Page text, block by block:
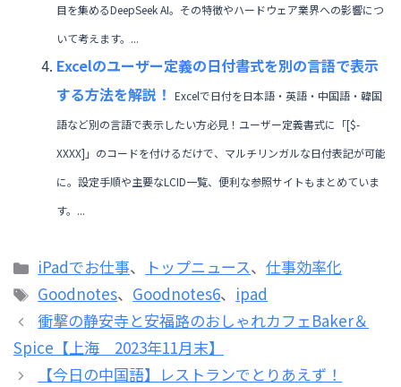
目を集めるDeepSeek AI。その特徴やハードウェア業界への影響につ
いて考えます。...
Excelのユーザー定義の日付書式を別の言語で表示
する方法を解説！ Excelで日付を日本語・英語・中国語・韓国
語など別の言語で表示したい方必見！ユーザー定義書式に「[$-
XXXX]」のコードを付けるだけで、マルチリンガルな日付表記が可能
に。設定手順や主要なLCID一覧、便利な参照サイトもまとめていま
す。...
カ
テ
ゴ
リ
ー
iPadでお仕事、 トップニュース、仕事効率化
タ
グ
Goodnotes、 Goodnotes6、 ipad
衝撃の静安寺と安福路のおしゃれカフェBaker＆
Spice【上海 2023年11月末】
【今日の中国語】レストランでとりあえず！